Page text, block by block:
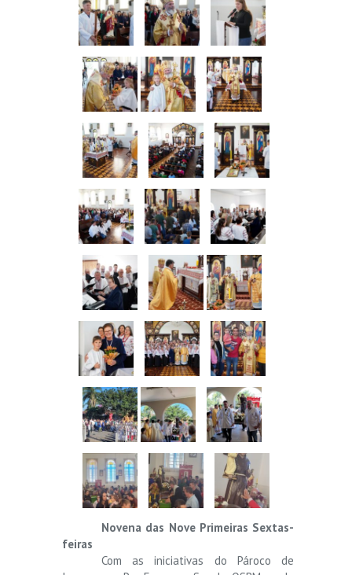
Novena das Nove Primeiras Sextas-
feiras
Com as iniciativas do Pároco de